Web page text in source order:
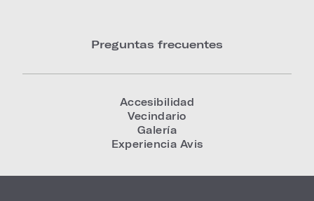
Preguntas frecuentes
Accesibilidad
Vecindario
Galería
Experiencia Avis